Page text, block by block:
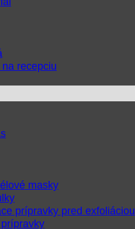
recepciu
masky
prípravky pred exfoliáciou